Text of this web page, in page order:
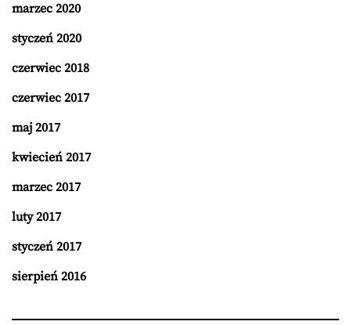
marzec 2020
styczeń 2020
czerwiec 2018
czerwiec 2017
maj 2017
kwiecień 2017
marzec 2017
luty 2017
styczeń 2017
sierpień 2016